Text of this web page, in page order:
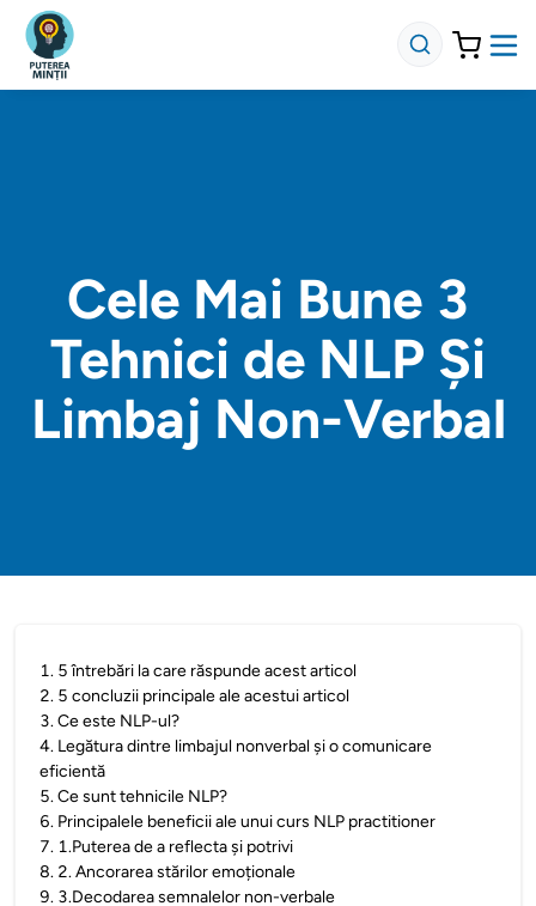
Cele Mai Bune 3
Tehnici de NLP Și
Limbaj Non-Verbal
1. 5 întrebări la care răspunde acest articol
2. 5 concluzii principale ale acestui articol
3.Ce este NLP-ul?
4. Legătura dintre limbajul nonverbal și o comunicare
eficientă
5.Ce sunt tehnicile NLP?
6. Principalele beneficii ale unui curs NLP practitioner
7. 1.Puterea de a reflecta și potrivi
8. 2. Ancorarea stărilor emoționale
9. 3.Decodarea semnalelor non-verbale